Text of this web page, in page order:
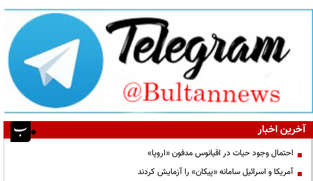
آخرین اخبار
احتمال وجود حیات در اقیانوس مدفون «اروپا»
آمریکا و اسرائیل سامانه «پیکان» را آزمایش کردند